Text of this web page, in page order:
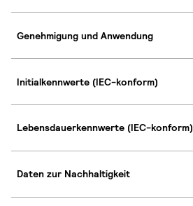
Genehmigung und Anwendung
Initialkennwerte (IEC-konform)
Lebensdauerkennwerte (IEC-konform)
Daten zur Nachhaltigkeit